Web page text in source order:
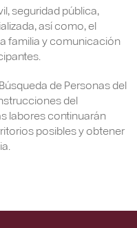
seguridad pública,
así como, el
familia y comunicación
de Personas del
del
labores continuarán
posibles y obtener